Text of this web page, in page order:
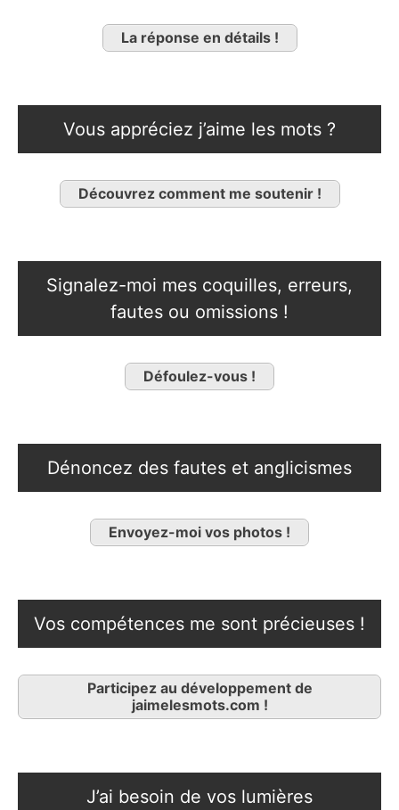
La réponse en détails !
Vous appréciez j’aime les mots ?
Découvrez comment me soutenir !
Signalez-moi mes coquilles, erreurs,
fautes ou omissions !
Défoulez-vous !
Dénoncez des fautes et anglicismes
Envoyez-moi vos photos !
Vos compétences me sont précieuses !
Participez au développement de
jaimelesmots.com !
J’ai besoin de vos lumières